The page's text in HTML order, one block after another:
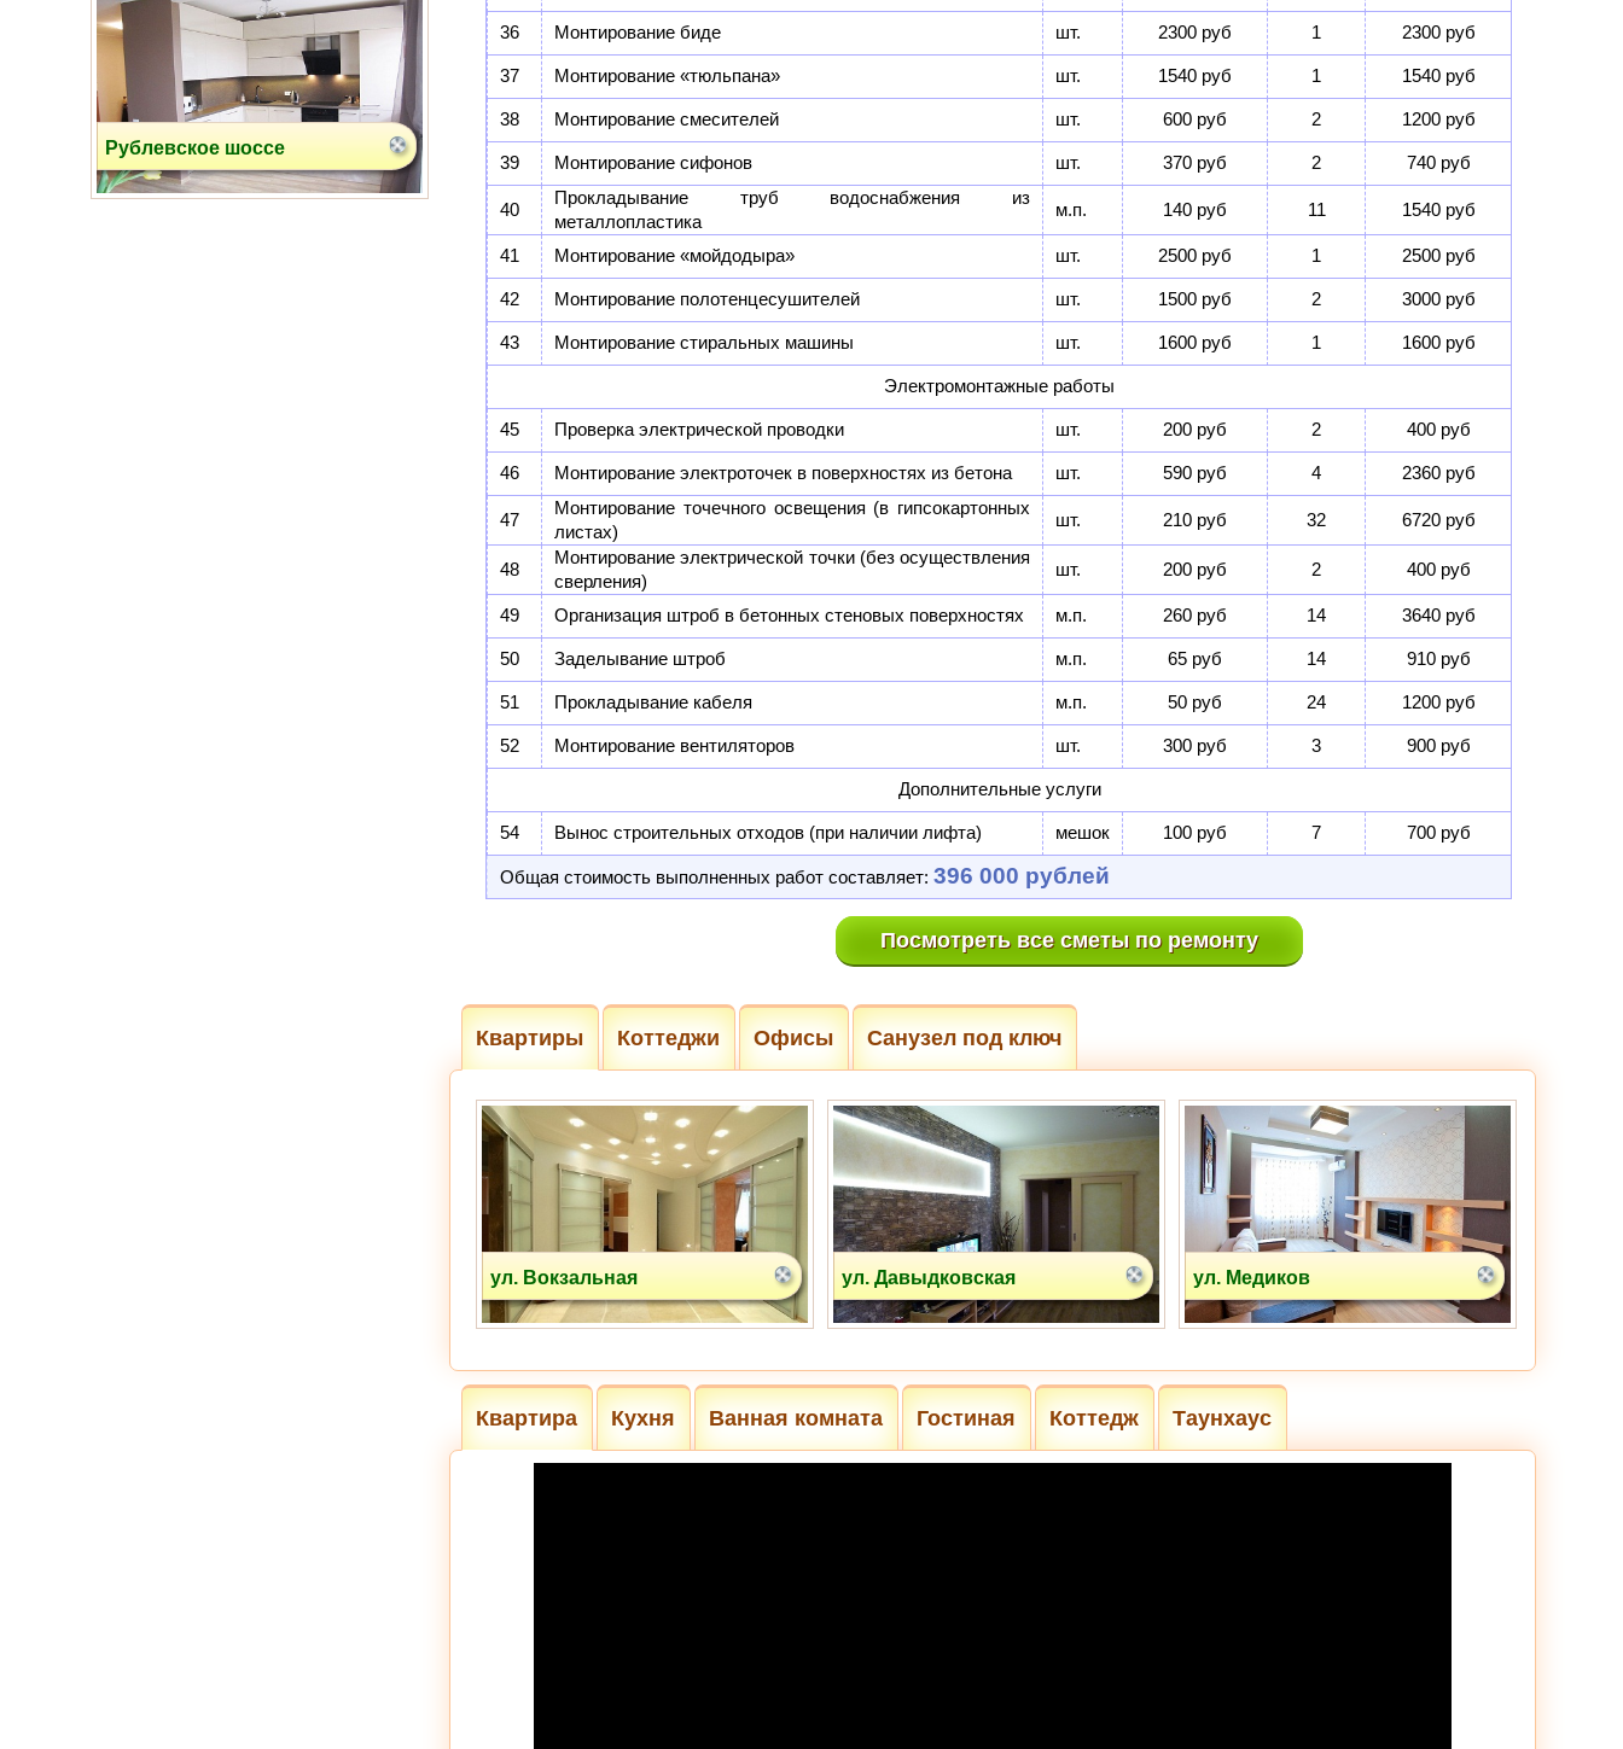
Рублевское шоссе
36 Монтирование биде шт. 2300 руб 1 2300 руб
37 Монтирование «тюльпана» шт. 1540 руб 1 1540 руб
38 Монтирование смесителей шт. 600 руб 2 1200 руб
39 Монтирование сифонов шт. 370 руб 2 740 руб
40
Прокладывание труб водоснабжения из
металлопластика
м.п. 140 руб 11 1540 руб
41 Монтирование «мойдодыра» шт. 2500 руб 1 2500 руб
42 Монтирование полотенцесушителей шт. 1500 руб 2 3000 руб
43 Монтирование стиральных машины шт. 1600 руб 1 1600 руб
Электромонтажные работы
45 Проверка электрической проводки шт. 200 руб 2 400 руб
46 Монтирование электроточек в поверхностях из бетона шт. 590 руб 4 2360 руб
47
Монтирование точечного освещения (в гипсокартонных
листах)
шт. 210 руб 32 6720 руб
48
Монтирование электрической точки (без осуществления
сверления)
шт. 200 руб 2 400 руб
49 Организация штроб в бетонных стеновых поверхностях м.п. 260 руб 14 3640 руб
50 Заделывание штроб м.п. 65 руб 14 910 руб
51 Прокладывание кабеля м.п. 50 руб 24 1200 руб
52 Монтирование вентиляторов шт. 300 руб 3 900 руб
Дополнительные услуги
54 Вынос строительных отходов (при наличии лифта) мешок 100 руб 7 700 руб
Общая стоимость выполненных работ составляет: 396 000 рублей
Посмотреть все сметы по ремонту
Квартиры Коттеджи Офисы Санузел под ключ
ул. Вокзальная ул. Давыдковская ул. Медиков
Квартира Кухня Ванная комната Гостиная Коттедж Таунхаус